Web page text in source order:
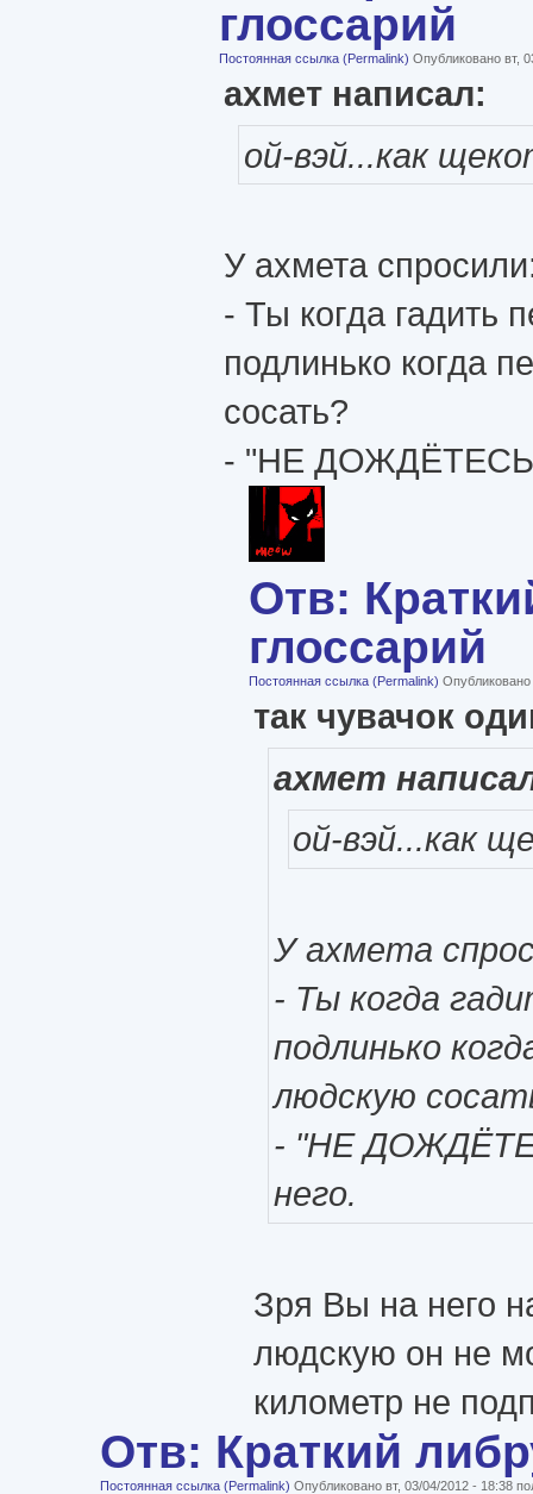
глоссарий
Постоянная ссылка (Permalink) Опубликовано вт,
ахмет написал:
ой-вэй...как
У ахмета
- Ты когда гадить
подлинько когда
сосать?
- "НЕ ДОЖДЁТЕСЬ!"
Отв:
глоссарий
Постоянная ссылка (Permalink)
так чувачок
ахмет
ой-вэй...как
У ахмета
- Ты когда
подлинько
людскую
- "НЕ
него.
Зря Вы на него
людскую он не
километр не
Отв: Краткий
Постоянная ссылка (Permalink) Опубликовано вт, 03/04/2012 - 18:38